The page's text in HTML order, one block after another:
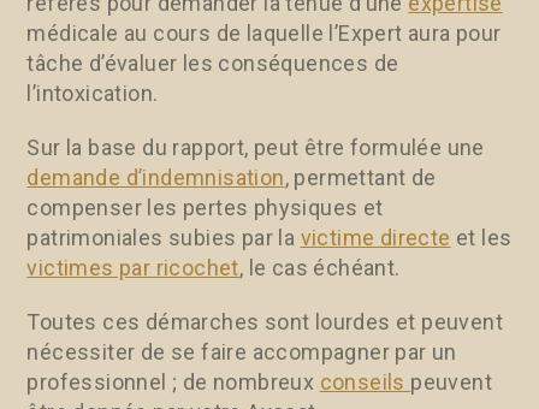
médicale au cours de laquelle l’Expert aura pour
tâche d’évaluer les conséquences de
l’intoxication.
Sur la base du rapport, peut être formulée une
demande d’indemnisation, permettant de
compenser les pertes physiques et
patrimoniales subies par la victime directe et les
victimes par ricochet, le cas échéant.
Toutes ces démarches sont lourdes et peuvent
nécessiter de se faire accompagner par un
professionnel ; de nombreux conseils peuvent